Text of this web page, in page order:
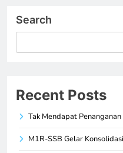
Search
Recent Posts
Tak Mendapat
M1R-SSB Gelar